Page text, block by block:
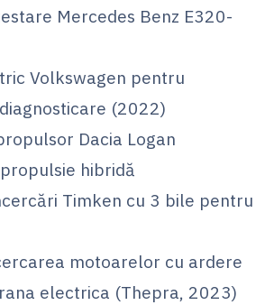
Mercedes Benz E320-
Volkswagen pentru
(2022)
Dacia Logan
hibridă
Timken cu 3 bile pentru
motoarelor cu ardere
electrica (Thepra, 2023)